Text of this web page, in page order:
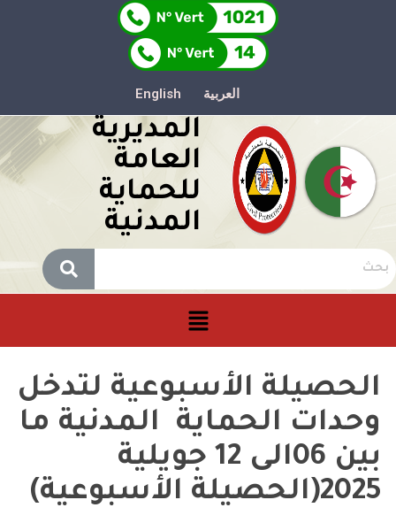
العربية English
المديرية
العامة
للحماية
المدنية
الحصيلة الأسبوعية لتدخل
وحدات الحماية المدنية ما
بين 06الى 12 جويلية
2025(الحصيلة الأسبوعية)